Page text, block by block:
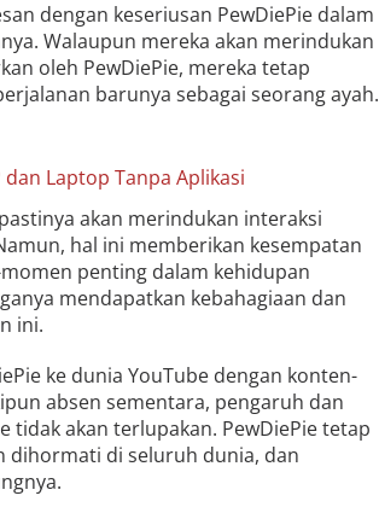
dengan keseriusan PewDiePie dalam
Walaupun mereka akan merindukan
oleh PewDiePie, mereka tetap
barunya sebagai seorang ayah.
Laptop Tanpa Aplikasi
akan merindukan interaksi
hal ini memberikan kesempatan
penting dalam kehidupan
mendapatkan kebahagiaan dan
ini.
ke dunia YouTube dengan konten-
absen sementara, pengaruh dan
akan terlupakan. PewDiePie tetap
dihormati di seluruh dunia, dan